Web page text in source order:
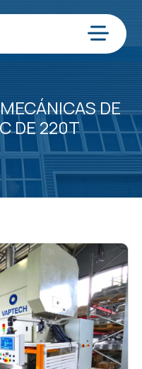
Menú
DE
DE 220T